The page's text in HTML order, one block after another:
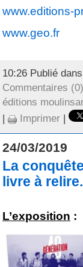
www.editions-
www.geo.fr
10:26 Publié
Commentaires (0)
éditions
|
Imprimer |
24/03/2019
La
livre à relire.
L’exposition :